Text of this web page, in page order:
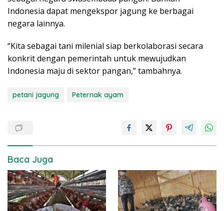
Indonesia dapat mengekspor jagung ke berbagai
negara lainnya.
“Kita sebagai tani milenial siap berkolaborasi secara
konkrit dengan pemerintah untuk mewujudkan
Indonesia maju di sektor pangan,” tambahnya.
petani jagung Peternak ayam
Baca Juga